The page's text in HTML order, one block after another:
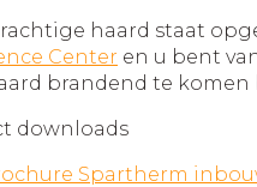
haard staat
Center en u bent
brandend te komen
downloads
Spartherm